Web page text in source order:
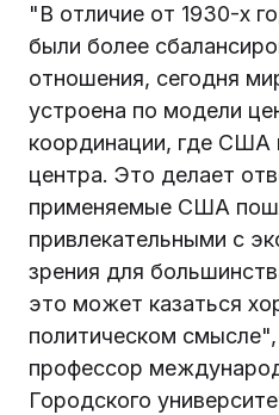
"В отличие от 1930-х
были более
отношения, сегодня
устроена по модели
координации, где США
центра. Это делает
применяемые США
привлекательными с
зрения для
это может казаться
политическом
профессор
Городского